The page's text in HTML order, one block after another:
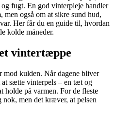
fugt. En god vinterpleje handler
men også om at sikre sund hud,
Her får du en guide til, hvordan
kolde måneder.
vintertæppe
mod kulden. Når dagene bliver
sætte vinterpels – en tæt og
holde på varmen. For de fleste
nok, men det kræver, at pelsen